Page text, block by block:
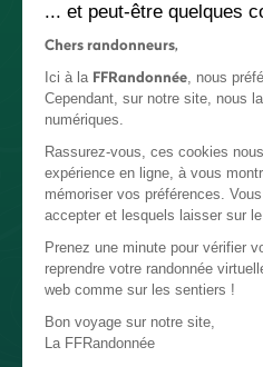
... et peut-être quelques
Chers randonneurs,
Ici à la FFRandonnée, nous
Cependant, sur notre site, nous
numériques.
Rassurez-vous, ces cookies
expérience en ligne, à vous
mémoriser vos préférences.
accepter et lesquels laisser sur
Prenez une minute pour vérifier
reprendre votre randonnée
web comme sur les sentiers !
Bon voyage sur notre site,
La FFRandonnée